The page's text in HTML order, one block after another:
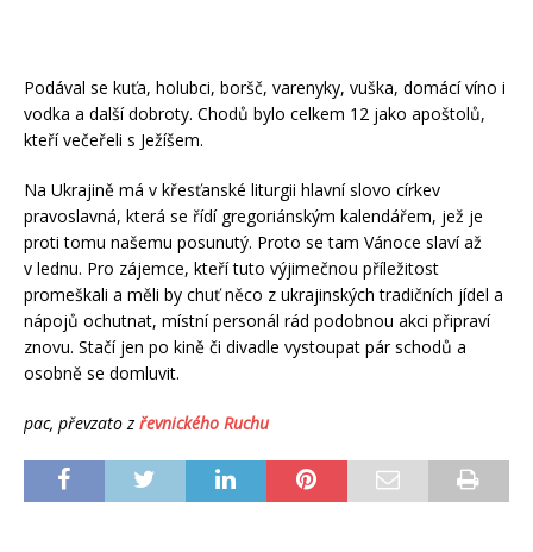
Podával se kuťa, holubci, boršč, varenyky, vuška, domácí víno i
vodka a další dobroty. Chodů bylo celkem 12 jako apoštolů,
kteří večeřeli s Ježíšem.
Na Ukrajině má v křesťanské liturgii hlavní slovo církev
pravoslavná, která se řídí gregoriánským kalendářem, jež je
proti tomu našemu posunutý. Proto se tam Vánoce slaví až
v lednu. Pro zájemce, kteří tuto výjimečnou příležitost
promeškali a měli by chuť něco z ukrajinských tradičních jídel a
nápojů ochutnat, místní personál rád podobnou akci připraví
znovu. Stačí jen po kině či divadle vystoupat pár schodů a
osobně se domluvit.
pac, převzato z řevnického Ruchu